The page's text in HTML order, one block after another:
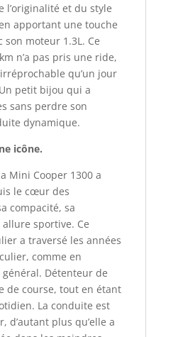
l’originalité et du style
apportant une touche
moteur 1.3L. Ce
n’a pas pris une ride,
qu’un jour
petit bijou qui a
sans perdre son
dynamique.
icône.
Mini Cooper 1300 a
le cœur des
compacité, sa
sportive. Ce
a traversé les années
comme en
Détenteur de
de course, tout en étant
La conduite est
d’autant plus qu’elle a